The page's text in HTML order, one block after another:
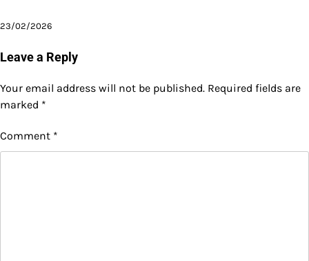
23/02/2026
Leave a Reply
Your email address will not be published. Required fields are
marked *
Comment *